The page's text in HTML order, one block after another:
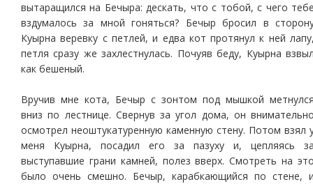
вытаращился на Бечыра: дескать, что с тобой, с чего
вздумалось за мной гоняться? Бечыр бросил в
Куырна веревку с петлей, и едва кот протянул к ней
петля сразу же захлестнулась. Почуяв беду, Куырна
как бешеный.
Вручив мне кота, Бечыр с зонтом под мышкой
вниз по лестнице. Свернув за угол дома, он
осмотрел неоштукатуренную каменную стену. Потом взял
меня Куырна, посадил его за пазуху и, цепляясь
выступавшие грани камней, полез вверх. Смотреть на
было очень смешно. Бечыр, карабкающийся по стене,